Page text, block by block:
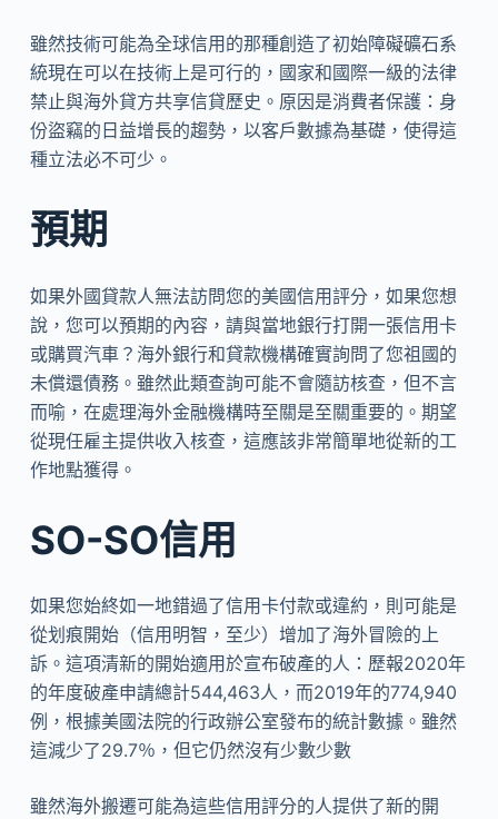
雖然技術可能為全球信用的那種創造了初始障礙礦石系
統現在可以在技術上是可行的，國家和國際一級的法律
禁止與海外貸方共享信貸歷史。原因是消費者保護：身
份盜竊的日益增長的趨勢，以客戶數據為基礎，使得這
種立法必不可少。
預期
如果外國貸款人無法訪問您的美國信用評分，如果您想
說，您可以預期的內容，請與當地銀行打開一張信用卡
或購買汽車？海外銀行和貸款機構確實詢問了您祖國的
未償還債務。雖然此類查詢可能不會隨訪核查，但不言
而喻，在處理海外金融機構時至關是至關重要的。期望
從現任雇主提供收入核查，這應該非常簡單地從新的工
作地點獲得。
SO-SO信用
如果您始終如一地錯過了信用卡付款或違約，則可能是
從划痕開始（信用明智，至少）增加了海外冒險的上
訴。這項清新的開始適用於宣布破產的人：歷報2020年
的年度破產申請總計544,463人，而2019年的774,940
例，根據美國法院的行政辦公室發布的統計數據。雖然
這減少了29.7％，但它仍然沒有少數少數
雖然海外搬遷可能為這些信用評分的人提供了新的開